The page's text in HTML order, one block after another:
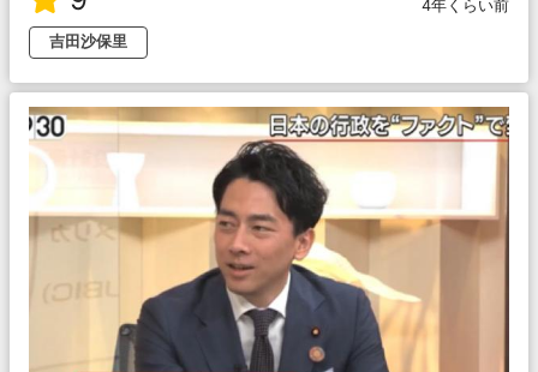
4年くらい前
吉田沙保里